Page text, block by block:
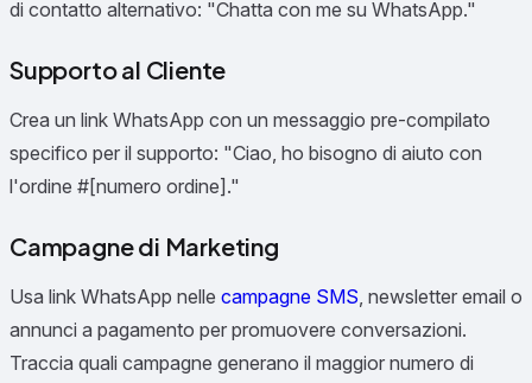
di contatto alternativo: "Chatta con me su WhatsApp."
Supporto al Cliente
Crea un link WhatsApp con un messaggio pre-compilato
specifico per il supporto: "Ciao, ho bisogno di aiuto con
l'ordine #[numero ordine]."
Campagne di Marketing
Usa link WhatsApp nelle campagne SMS, newsletter email o
annunci a pagamento per promuovere conversazioni.
Traccia quali campagne generano il maggior numero di